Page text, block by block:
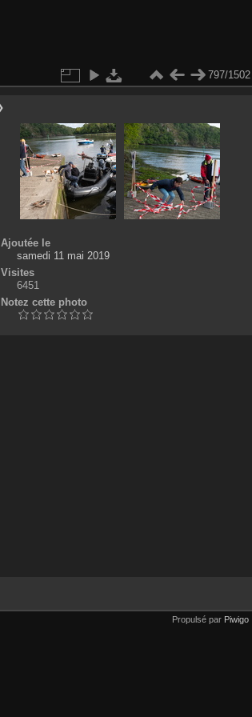
797/1502
Ajoutée le
samedi 11 mai 2019
Visites
6451
Notez cette photo
Propulsé par Piwigo